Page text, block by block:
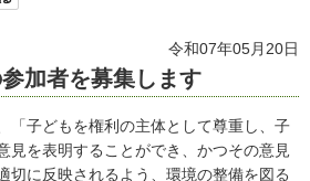
令和07年05月20日
加者を募集します
「子どもを権利の主体として尊重し、子
見を表明することができ、かつその意見
切に反映されるよう、環境の整備を図る